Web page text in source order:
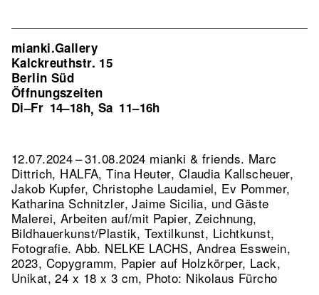
mianki.Gallery
Kalckreuthstr. 15
Berlin Süd
Öffnungszeiten
Di–Fr 14–18h, Sa 11–16h
12.07.2024 – 31.08.2024 mianki & friends. Marc
Dittrich, HALFA, Tina Heuter, Claudia Kallscheuer,
Jakob Kupfer, Christophe Laudamiel, Ev Pommer,
Katharina Schnitzler, Jaime Sicilia, und Gäste
Malerei, Arbeiten auf/mit Papier, Zeichnung,
Bildhauerkunst/Plastik, Textilkunst, Lichtkunst,
Fotografie.Abb. NELKE LACHS, Andrea Esswein,
2023, Copygramm, Papier auf Holzkörper, Lack,
Unikat, 24 x 18 x 3 cm, Photo: Nikolaus Fürcho